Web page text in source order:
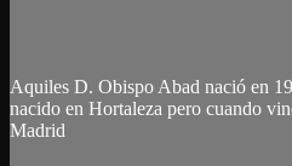
Aquiles D. Obispo Abad nació en
nacido en Hortaleza pero cuando
Madrid